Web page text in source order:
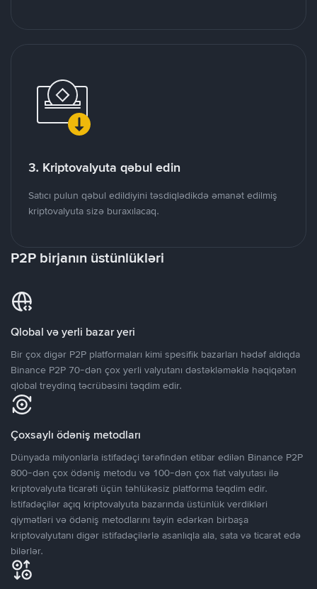
3. Kriptovalyuta qəbul edin
Satıcı pulun qəbul edildiyini təsdiqlədikdə əmanət edilmiş
kriptovalyuta sizə buraxılacaq.
P2P birjanın üstünlükləri
Qlobal və yerli bazar yeri
Bir çox digər P2P platformaları kimi spesifik bazarları hədəf aldıqda
Binance P2P 70-dən çox yerli valyutanı dəstəkləməklə həqiqətən
qlobal treydinq təcrübəsini təqdim edir.
Çoxsaylı ödəniş metodları
Dünyada milyonlarla istifadəçi tərəfindən etibar edilən Binance P2P
800-dən çox ödəniş metodu və 100-dən çox fiat valyutası ilə
kriptovalyuta ticarəti üçün təhlükəsiz platforma təqdim edir.
İstifadəçilər açıq kriptovalyuta bazarında üstünlük verdikləri
qiymətləri və ödəniş metodlarını təyin edərkən birbaşa
kriptovalyutanı digər istifadəçilərlə asanlıqla ala, sata və ticarət edə
bilərlər.